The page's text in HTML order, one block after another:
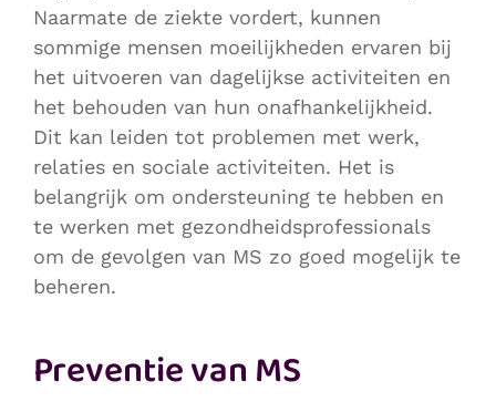
Naarmate de ziekte vordert, kunnen
sommige mensen moeilijkheden ervaren bij
het uitvoeren van dagelijkse activiteiten en
het behouden van hun onafhankelijkheid.
Dit kan leiden tot problemen met werk,
relaties en sociale activiteiten. Het is
belangrijk om ondersteuning te hebben en
te werken met gezondheidsprofessionals
om de gevolgen van MS zo goed mogelijk te
beheren.
Preventie van MS